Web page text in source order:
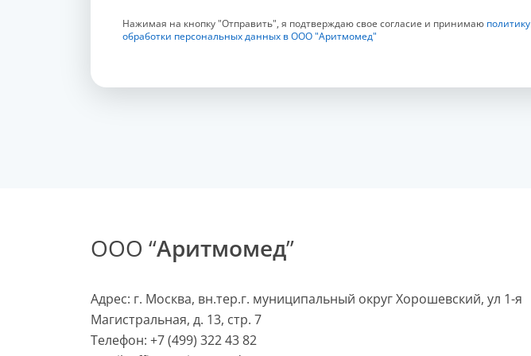
Нажимая на кнопку "Отправить", я подтверждаю свое согласие и принимаю политику
обработки персональных данных в ООО "Аритмомед"
ООО “Аритмомед”
Адрес: г. Москва, вн.тер.г. муниципальный округ Хорошевский, ул 1-я
Магистральная, д. 13, стр. 7
Телефон: +7 (499) 322 43 82